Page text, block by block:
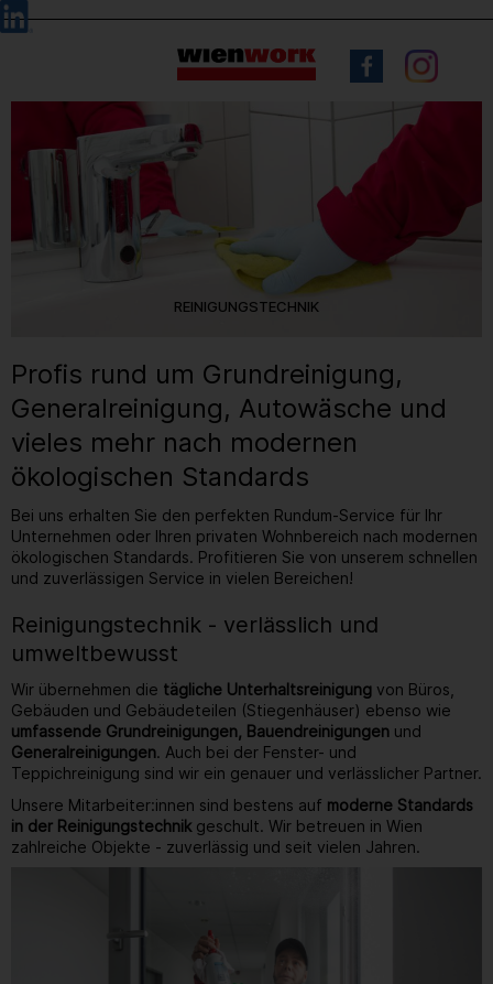
Barrierefreie
Bedienung
Webseite
Sprachauswahl
REINIGUNGSTECHNIK
Profis rund um Grundreinigung,
Generalreinigung, Autowäsche und
vieles mehr nach modernen
ökologischen Standards
Bei uns erhalten Sie den perfekten Rundum-Service für Ihr
Unternehmen oder Ihren privaten Wohnbereich nach modernen
ökologischen Standards. Profitieren Sie von unserem schnellen
und zuverlässigen Service in vielen Bereichen!
Reinigungstechnik - verlässlich und
umweltbewusst
Wir übernehmen die tägliche Unterhaltsreinigung von Büros,
Gebäuden und Gebäudeteilen (Stiegenhäuser) ebenso wie
umfassende Grundreinigungen, Bauendreinigungen und
Generalreinigungen. Auch bei der Fenster- und
Teppichreinigung sind wir ein genauer und verlässlicher Partner.
Unsere Mitarbeiter:innen sind bestens auf moderne Standards
in der Reinigungstechnik geschult. Wir betreuen in Wien
zahlreiche Objekte - zuverlässig und seit vielen Jahren.